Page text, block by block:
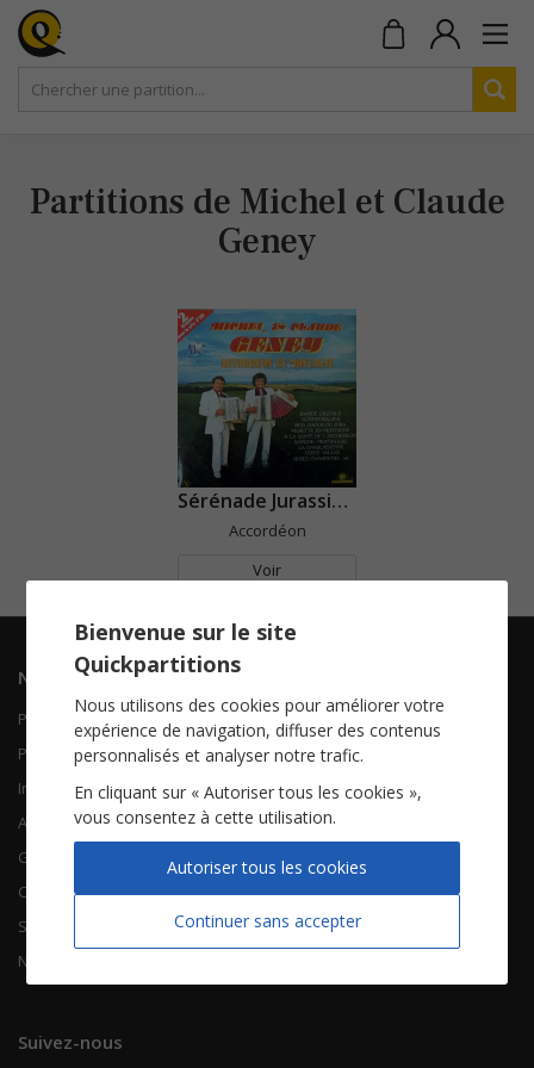
Partitions de Michel et Claude
Geney
Sérénade Jurassienne
Accordéon
Voir
Navigation
Piano Chant
Piano Solo
Instruments solistes
Accordéon
Guitare
Chorales
Songbooks
Nouvelles partitions
Contactez-nous
Qui sommes-nous
FAQ
À propos
CGV
Mentions légales
Suivez-nous
Bienvenue sur le site
Quickpartitions
Nous utilisons des cookies pour améliorer votre
expérience de navigation, diffuser des contenus
personnalisés et analyser notre trafic.
En cliquant sur « Autoriser tous les cookies »,
vous consentez à cette utilisation.
Continuer sans accepter
Autoriser tous les cookies